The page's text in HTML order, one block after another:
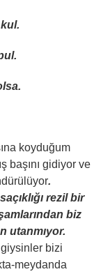
koyduğum
başını gidiyor ve
.
rezil bir
biz
utanmıyor.
bizi
meydanda